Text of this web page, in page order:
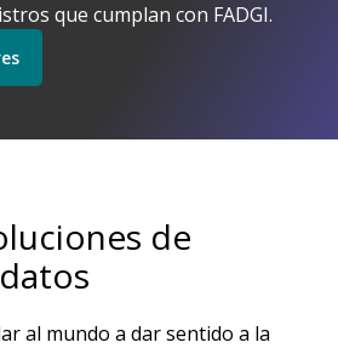
que cumplan con FADGI.
de
al mundo a dar sentido a la